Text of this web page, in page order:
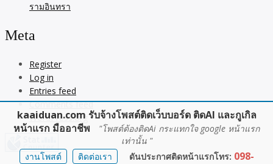
รามอินทรา
Meta
Register
Log in
Entries feed
Comments feed
WordPress.org
kaaiduan.com รับจ้างโพสต์ติดเว็บบอร์ด ติดAI และกูเกิล
หน้าแรก มืออาชีพ
"โพสต์ต้องติดAi กระแทกใจ google หน้าแรก
เท่านั้น "
งานโพสต์
ติดต่อเรา ดันประกาศติดหน้าแรกโทร: 098-